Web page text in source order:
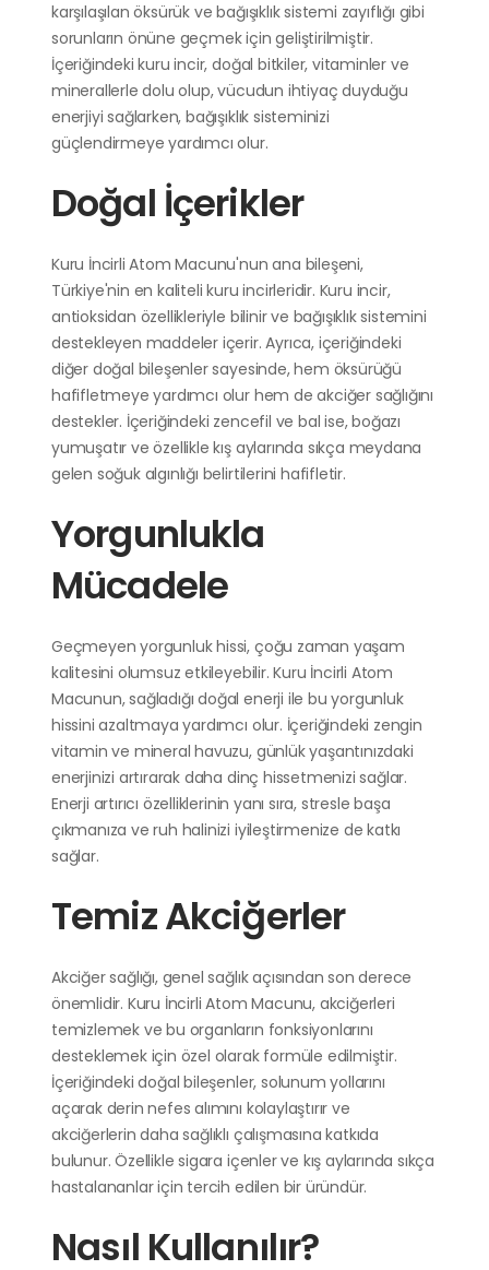
karşılaşılan öksürük ve bağışıklık sistemi zayıflığı gibi
sorunların önüne geçmek için geliştirilmiştir.
İçeriğindeki kuru incir, doğal bitkiler, vitaminler ve
minerallerle dolu olup, vücudun ihtiyaç duyduğu
enerjiyi sağlarken, bağışıklık sisteminizi
güçlendirmeye yardımcı olur.
Doğal İçerikler
Kuru İncirli Atom Macunu'nun ana bileşeni,
Türkiye'nin en kaliteli kuru incirleridir. Kuru incir,
antioksidan özellikleriyle bilinir ve bağışıklık sistemini
destekleyen maddeler içerir. Ayrıca, içeriğindeki
diğer doğal bileşenler sayesinde, hem öksürüğü
hafifletmeye yardımcı olur hem de akciğer sağlığını
destekler. İçeriğindeki zencefil ve bal ise, boğazı
yumuşatır ve özellikle kış aylarında sıkça meydana
gelen soğuk algınlığı belirtilerini hafifletir.
Yorgunlukla
Mücadele
Geçmeyen yorgunluk hissi, çoğu zaman yaşam
kalitesini olumsuz etkileyebilir. Kuru İncirli Atom
Macunun, sağladığı doğal enerji ile bu yorgunluk
hissini azaltmaya yardımcı olur. İçeriğindeki zengin
vitamin ve mineral havuzu, günlük yaşantınızdaki
enerjinizi artırarak daha dinç hissetmenizi sağlar.
Enerji artırıcı özelliklerinin yanı sıra, stresle başa
çıkmanıza ve ruh halinizi iyileştirmenize de katkı
sağlar.
Temiz Akciğerler
Akciğer sağlığı, genel sağlık açısından son derece
önemlidir. Kuru İncirli Atom Macunu, akciğerleri
temizlemek ve bu organların fonksiyonlarını
desteklemek için özel olarak formüle edilmiştir.
İçeriğindeki doğal bileşenler, solunum yollarını
açarak derin nefes alımını kolaylaştırır ve
akciğerlerin daha sağlıklı çalışmasına katkıda
bulunur. Özellikle sigara içenler ve kış aylarında sıkça
hastalananlar için tercih edilen bir üründür.
Nasıl Kullanılır?